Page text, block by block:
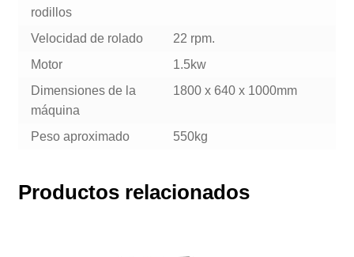
rodillos
Velocidad de rolado
22 rpm.
Motor
1.5kw
Dimensiones de la
máquina
1800 x 640 x 1000mm
Peso aproximado 550kg
Productos relacionados